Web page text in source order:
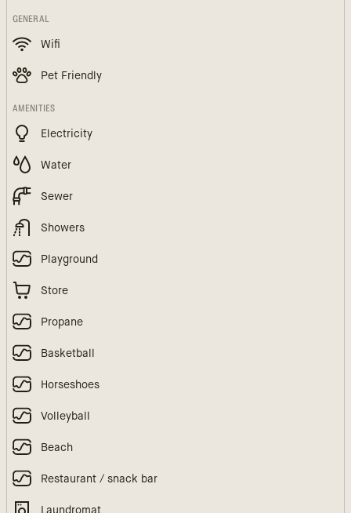
GENERAL
Wifi
Pet Friendly
AMENITIES
Electricity
Water
Sewer
Showers
Playground
Store
Propane
Basketball
Horseshoes
Volleyball
Beach
Restaurant / snack bar
Laundromat